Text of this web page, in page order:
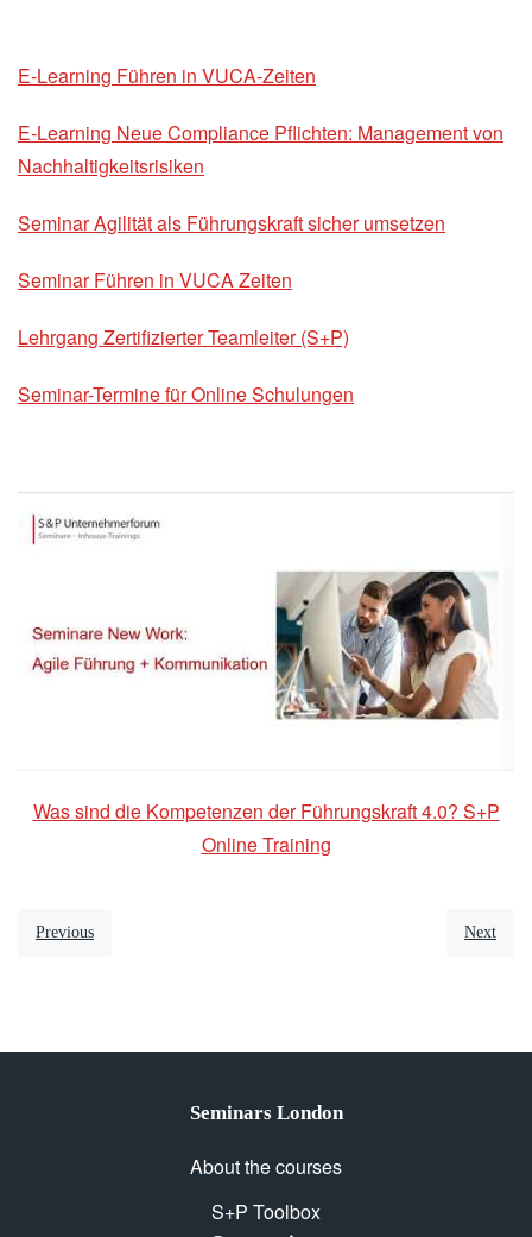
E-Learning Führen in VUCA-Zeiten
E-Learning Neue Compliance Pflichten: Management von
Nachhaltigkeitsrisiken
Seminar Agilität als Führungskraft sicher umsetzen
Seminar Führen in VUCA Zeiten
Lehrgang Zertifizierter Teamleiter (S+P)
Seminar-Termine für Online Schulungen
Was sind die Kompetenzen der Führungskraft 4.0? S+P
Online Training
Previous Next
Seminars London
About the courses
S+P Toolbox